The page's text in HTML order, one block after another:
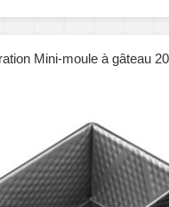
Mini-moule à gâteau